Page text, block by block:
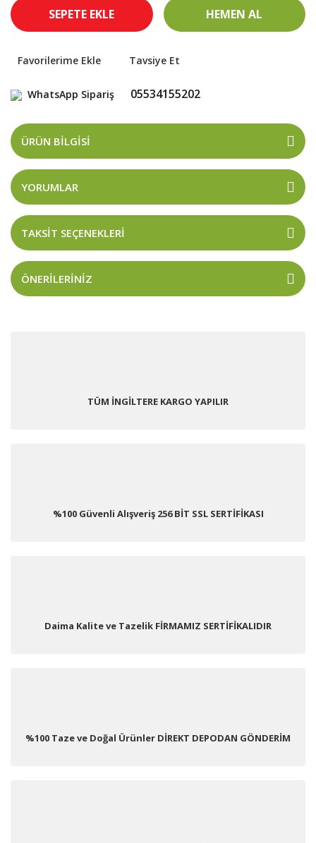
SEPETE EKLE HEMEN AL
Tavsiye Et
WhatsApp Sipariş 05534155202
ÜRÜN BILGISI
YORUMLAR
TAKSIT SEÇENEKLERI
ÖNERILERINIZ
TÜM İNGİLTERE KARGO YAPILIR
%100 Güvenli Alışveriş 256 BİT SSL SERTİFİKASI
Daima Kalite ve Tazelik FİRMAMIZ SERTİFİKALIDIR
%100 Taze ve Doğal Ürünler DİREKT DEPODAN GÖNDERİM